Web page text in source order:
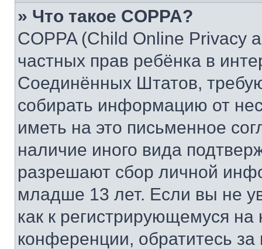
» Что такое COPPA?
COPPA (Child Online Privacy
частных прав ребёнка в
Соединённых Штатов,
собирать информацию от
иметь на это письменное
наличие иного вида
разрешают сбор личной
младше 13 лет. Если вы не
как к регистрирующемуся
конференции, обратитесь